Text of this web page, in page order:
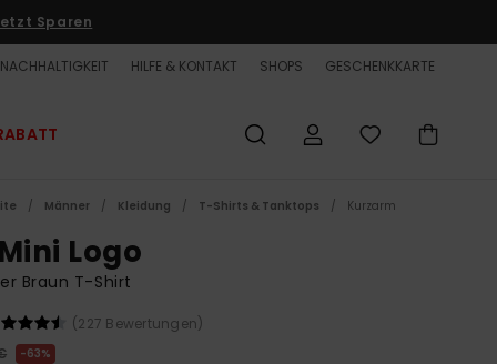
Sparen
NACHHALTIGKEIT HILFE & KONTAKT SHOPS GESCHENKKARTE
Männer Kleidung T-Shirts & Tanktops Kurzarm
Logo
Braun T-Shirt
(227 Bewertungen)
63%